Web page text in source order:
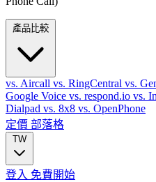
vs. Aircall vs. RingCentral vs.
Google Voice vs. respond.io vs.
Dialpad vs. 8x8 vs. OpenPhone
定價 部落格
TW
登入 免費開始